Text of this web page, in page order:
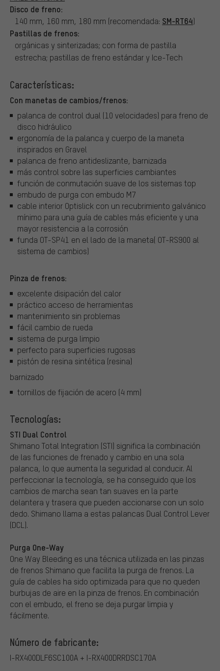
Disco de freno:
140 mm, 160 mm, 180 mm (recomendada: SM-RT64)
Pastillas de frenos:
orgánicas y sinterizadas; con forma de pastilla
estrecha; pastillas de freno estándar y Ice-Tech
Características:
Con manetas de cambios/frenos:
palanca de control dual (10 velocidades) para freno de
disco hidráulico
ergonomía de la palanca y cuerpo de la maneta
inspirados en Gravel
palanca de freno antideslizante, barnizada
más control sobre las superficies cambiantes
función de conmutación suave de los sistemas top
embudo de purga con embudo M7
cable interior Optislick con un recubrimiento galvánico
mínimo para una guía de cables más eficiente y una
mayor resistencia a la corrosión
funda OT-SP41 en el lado de la maneta( OT-RS900 al
sistema de cambios)
Pinza de frenos:
excelente disipación del calor
práctico acceso de herramientas
mantenimiento sin problemas
fácil cambio de rueda
sistema de purga limpio
perfecto para superficies rugosas
pistón de resina sintética (resina)
barnizado
tornillos de fijación de acero (4 mm)
Tecnologías:
STI Dual Control
Shimano Total Integration (STI) significa la combinación
de las funciones de frenado y cambio en una sola
palanca, lo que aumenta la seguridad al conducir. Al
perfeccionar la tecnología, se ha conseguido que los
cambios de marcha sean tan suaves en la parte
delantera y trasera que pueden accionarse con un solo
dedo. Shimano llama a estas palancas Dual Control Lever
(DCL).
Purga One-Way
One Way Bleeding es una técnica utilizada en las pinzas
de frenos Shimano que facilita la purga de frenos. La
guía de cables ha sido optimizada para que no queden
burbujas de aire en la pinza de frenos. En combinación
con el embudo, el freno se deja purgar limpia y
fácilmente.
Número de fabricante:
I-RX400DLF6SC100A + I-RX400DRRDSC170A